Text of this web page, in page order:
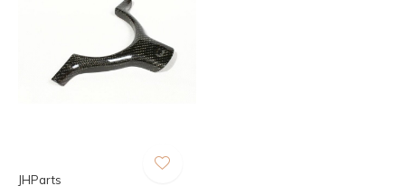
JHParts